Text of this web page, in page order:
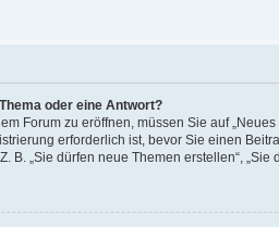
oder eine Antwort?
Forum zu eröffnen, müssen Sie auf
erforderlich ist, bevor Sie einen
B. „Sie dürfen neue Themen erstellen“,